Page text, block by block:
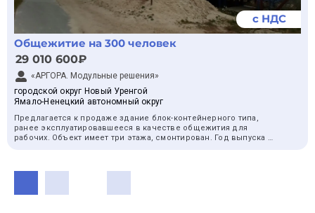
— пластиковые окна;
Блок-контейнер подходит для эксплуатации в суровых
погодных условиях. Возможна доработка планировки, отделки
и оснащения под требования конкретного объекта.
Собственное производство в Московской области.
Подготовим расчёт и поможем подобрать нужную
с НДС
Общежитие на 300 человек
29 010 600₽
«АРГОРА. Модульные решения»
городской округ Новый Уренгой
Ямало-Ненецкий автономный округ
Предлагается к продаже здание блок-контейнерного типа,
ранее эксплуатировавшееся в качестве общежития для
рабочих. Объект имеет три этажа, смонтирован. Год выпуска –
техническом состоянии, комплектации и необходимости